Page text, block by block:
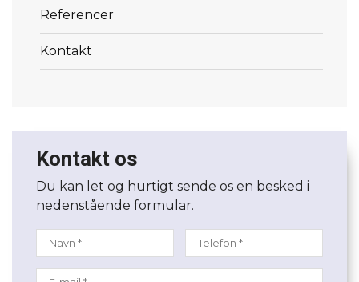
Referencer
Kontakt
Kontakt os
Du kan let og hurtigt sende os en besked i
nedenstående formular.